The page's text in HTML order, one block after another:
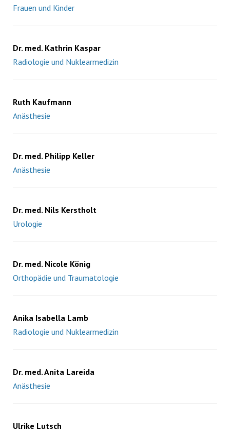
Frauen und Kinder
Dr. med. Kathrin Kaspar
Radiologie und Nuklearmedizin
Ruth Kaufmann
Anästhesie
Dr. med. Philipp Keller
Anästhesie
Dr. med. Nils Kerstholt
Urologie
Dr. med. Nicole König
Orthopädie und Traumatologie
Anika Isabella Lamb
Radiologie und Nuklearmedizin
Dr. med. Anita Lareida
Anästhesie
Ulrike Lutsch